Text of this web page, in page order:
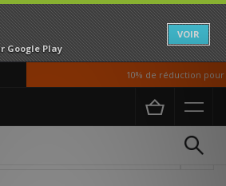
Google Play
VOIR
10% de réduction pour